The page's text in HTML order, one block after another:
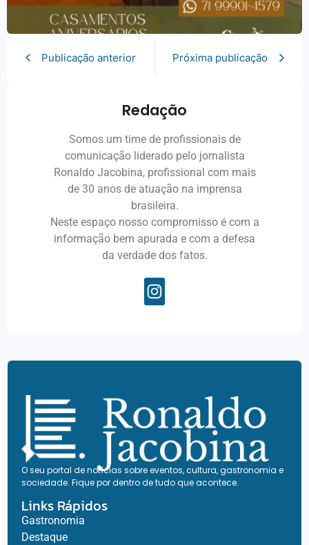
Publicação anterior Próxima publicação
Redação
Somos um time de profissionais de
comunicação liderado pelo jornalista
Ronaldo Jacobina, profissional com mais
de 30 anos de atuação na imprensa
brasileira.
Neste espaço nosso compromisso é com a
informação bem apurada e com a defesa
da verdade dos fatos.
O seu portal de notícias sobre eventos, cultura, gastronomia e
sociedade. Fique por dentro de tudo que acontece.
Links Rápidos
Gastronomia
Destaque